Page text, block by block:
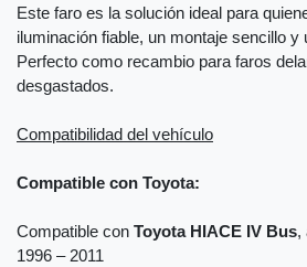
Este faro es la solución ideal para
iluminación fiable, un montaje sencillo y
Perfecto como recambio para faros
desgastados.
Compatibilidad del vehículo
Compatible con Toyota:
Compatible con Toyota HIACE IV Bus,
1996 – 2011